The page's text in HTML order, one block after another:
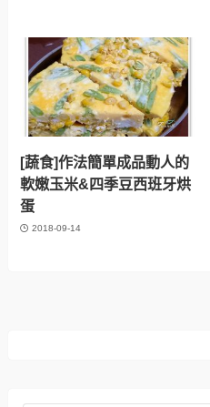
[蔬食]作法簡單成品動人的
軟嫩玉米&四季豆西班牙烘
蛋
2018-09-14